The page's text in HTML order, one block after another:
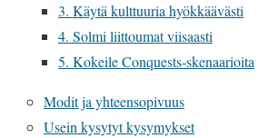
3. Käytä kulttuuria hyökkäävästi
4. Solmi liittoumat viisaasti
5. Kokeile Conquests-skenaarioita
Modit ja yhteensopivuus
Usein kysytyt kysymykset